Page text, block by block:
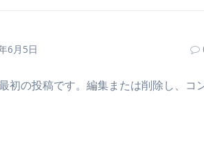
6月5日
初の投稿です。編集または削除し、コ